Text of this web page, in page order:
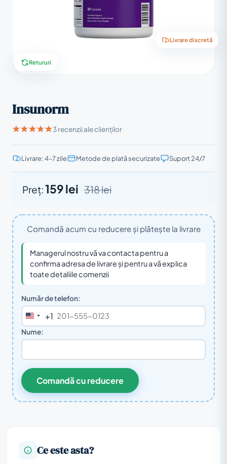
Livrare discretă
Retururi
Insunorm
3 recenzii ale clienților
Livrare: 4–7 zile Metode de plată securizate Suport 24/7
Preț:159 lei 318 lei
Comandă acum cu reducere și plătește la livrare
Managerul nostru vă va contacta pentru a
confirma adresa de livrare și pentru a vă explica
toate detaliile comenzii
Număr de telefon:
United
States
+1
Nume:
Comandă cu reducere
Ce este asta?